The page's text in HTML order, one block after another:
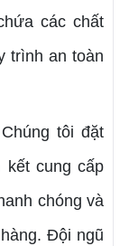
các chất
trình an toàn
tôi đặt
kết cung cấp
chóng và
Đội ngũ